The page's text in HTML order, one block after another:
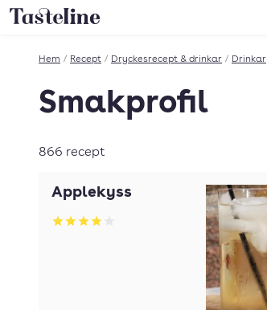
Till Tastelines startsida
Hem / Recept / Dryckesrecept & drinkar / Drinkar
Smakprofil
866 recept
Äpplekyss
Betyg: 3.89 av 5